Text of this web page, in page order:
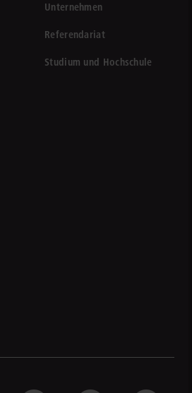
Unternehmen
Referendariat
Studium und Hochschule